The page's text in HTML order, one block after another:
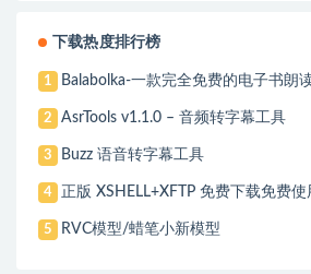
下载热度排行榜
1 Balabolka-一款完全免费的电子书朗
2 AsrTools v1.1.0 – 音频转字幕工具
3 Buzz 语音转字幕工具
4 正版 XSHELL+XFTP 免费下载免费使
5 RVC模型/蜡笔小新模型